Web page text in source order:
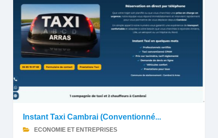
Instant Taxi Cambrai (Conventionné...
ECONOMIE ET ENTREPRISES